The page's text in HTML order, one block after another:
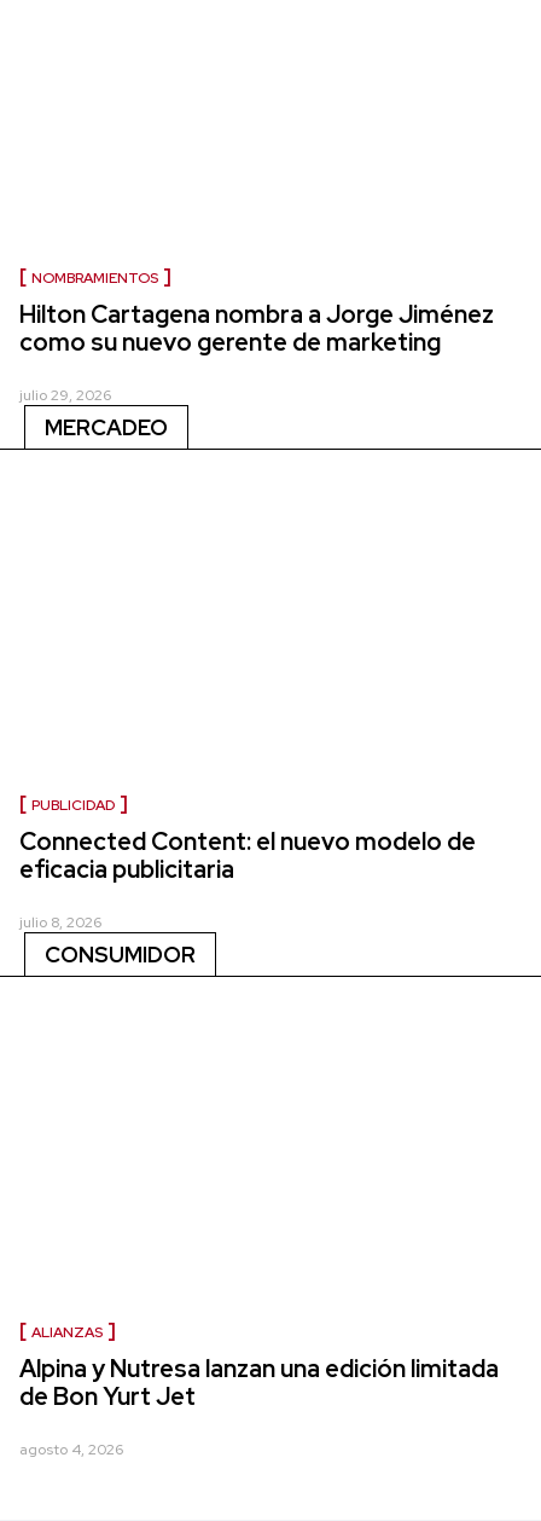
NOMBRAMIENTOS
Hilton Cartagena nombra a Jorge Jiménez
como su nuevo gerente de marketing
julio 29, 2026
MERCADEO
PUBLICIDAD
Connected Content: el nuevo modelo de
eficacia publicitaria
julio 8, 2026
CONSUMIDOR
ALIANZAS
Alpina y Nutresa lanzan una edición limitada
de Bon Yurt Jet
agosto 4, 2026